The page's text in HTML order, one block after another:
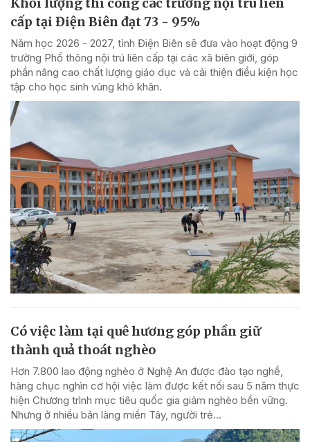
cấp tại Điện Biên đạt 73 - 95%
Năm học 2026 - 2027, tỉnh Điện Biên sẽ đưa vào hoạt động 9
trường Phổ thông nội trú liên cấp tại các xã biên giới, góp
phần nâng cao chất lượng giáo dục và cải thiện điều kiện học
tập cho học sinh vùng khó khăn.
Có việc làm tại quê hương góp phần giữ
thành quả thoát nghèo
Hơn 7.800 lao động nghèo ở Nghệ An được đào tạo nghề,
hàng chục nghìn cơ hội việc làm được kết nối sau 5 năm thực
hiện Chương trình mục tiêu quốc gia giảm nghèo bền vững.
Nhưng ở nhiều bản làng miền Tây, người trẻ...